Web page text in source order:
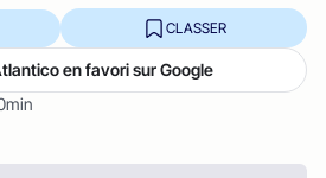
CLASSER
en favori sur Google